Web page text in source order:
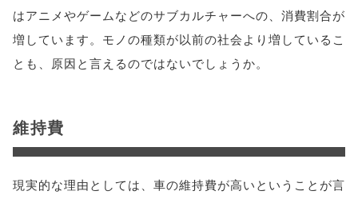
はアニメやゲームなどのサブカルチャーへの、消費割合が
増しています。モノの種類が以前の社会より増しているこ
とも、原因と言えるのではないでしょうか。
維持費
現実的な理由としては、車の維持費が高いということが言